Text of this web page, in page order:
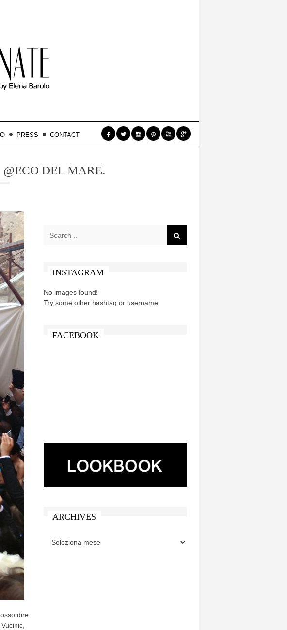
PRESS CONTACT      
DEL MARE.
dire
INSTAGRAM
No images found!
Try some other hashtag or username
FACEBOOK
ARCHIVES